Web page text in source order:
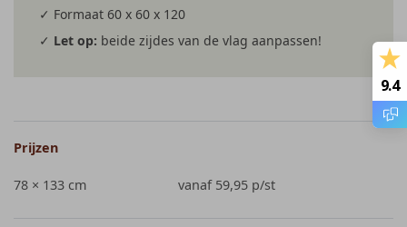
✓ Formaat 60 x 60 x 120
✓ Let op: beide zijdes van de vlag aanpassen!
Prijzen
78 × 133 cm vanaf 59,95 p/st
9.4